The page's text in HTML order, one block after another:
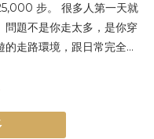
步。 很多人第一天就
問題不是你走太多，是你穿
走路環境，跟日常完全不
加起來，會放大鞋子的問題
會晃）2. 不磨腳（真皮 vs